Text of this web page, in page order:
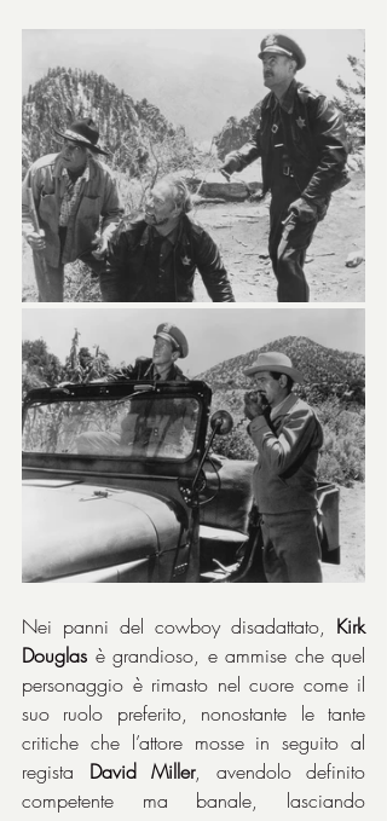
Nei panni del cowboy disadattato, Kirk
Douglas è grandioso, e ammise che quel
personaggio è rimasto nel cuore come il
suo ruolo preferito, nonostante le tante
critiche che l’attore mosse in seguito al
regista David Miller, avendolo definito
competente ma banale, lasciando